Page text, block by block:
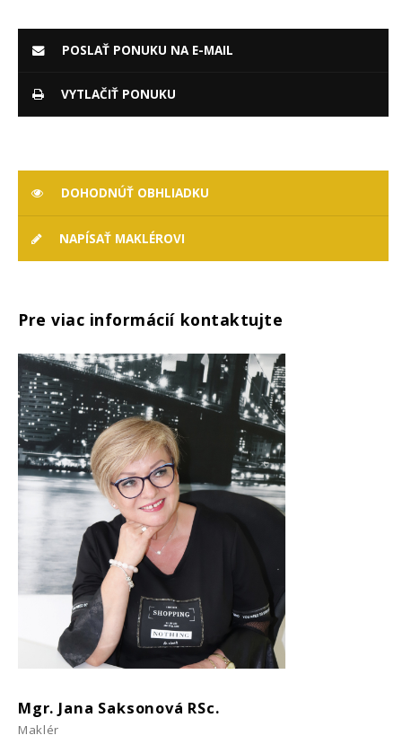
POSLAŤ PONUKU NA E-MAIL
VYTLAČIŤ PONUKU
DOHODNÚŤ OBHLIADKU
NAPÍSAŤ MAKLÉROVI
Pre viac informácií kontaktujte
Mgr. Jana Saksonová RSc.
Maklér